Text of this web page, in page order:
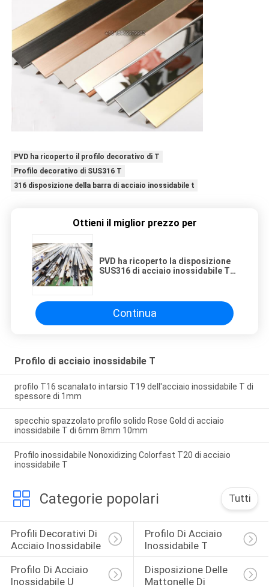
PVD ha ricoperto il profilo decorativo di T
Profilo decorativo di SUS316 T
316 disposizione della barra di acciaio inossidabile t
Ottieni il miglior prezzo per
PVD ha ricoperto la disposizione
SUS316 di acciaio inossidabile T
Continua
Profilo di acciaio inossidabile T
profilo T16 scanalato intarsio T19 dell'acciaio inossidabile T di
spessore di 1mm
specchio spazzolato profilo solido Rose Gold di acciaio
inossidabile T di 6mm 8mm 10mm
Profilo inossidabile Nonoxidizing Colorfast T20 di acciaio
inossidabile T
Categorie popolari Tutti
Profili Decorativi Di
Acciaio Inossidabile
Profilo Di Acciaio
Inossidabile T
Profilo Di Acciaio
Inossidabile U
Disposizione Delle
Mattonelle Di